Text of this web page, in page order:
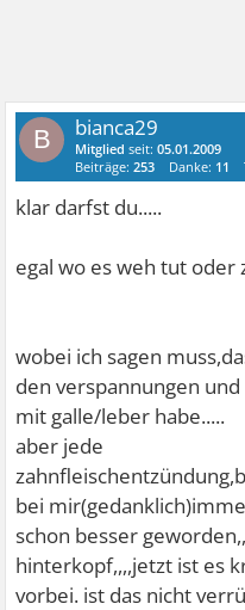
B bianca29
Mitglied seit:05.01.2009
Beiträge:253 Danke: 11
klar darfst du.....
egal wo es weh tut oder
wobei ich sagen
den verspannungen
mit galle/leber habe.....
aber jede
bei
schon besser
hinterkopf,,,,jetzt ist es
vorbei. ist das nicht